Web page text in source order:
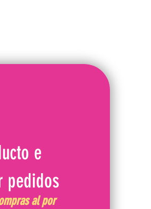
e
pedidos
al por